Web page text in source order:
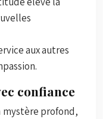
aux autres
confiance
mystère profond,